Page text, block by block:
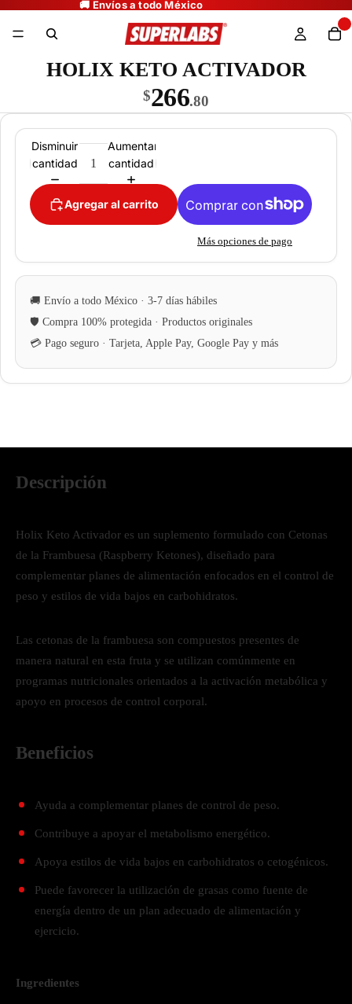
HOLIX KETO ACTIVADOR
$266.80
Disminuir
cantidad
Aumentar
cantidad
Agregar al carrito
Más opciones de pago
Descripción
Holix Keto Activador es un suplemento formulado con Cetonas
de la Frambuesa (Raspberry Ketones), diseñado para
complementar planes de alimentación enfocados en el control de
peso y estilos de vida bajos en carbohidratos.
Las cetonas de la frambuesa son compuestos presentes de
manera natural en esta fruta y se utilizan comúnmente en
programas nutricionales orientados a la activación metabólica y
apoyo en procesos de control corporal.
Beneficios
Ayuda a complementar planes de control de peso.
Contribuye a apoyar el metabolismo energético.
Apoya estilos de vida bajos en carbohidratos o cetogénicos.
Puede favorecer la utilización de grasas como fuente de
energía dentro de un plan adecuado de alimentación y
ejercicio.
Ingredientes